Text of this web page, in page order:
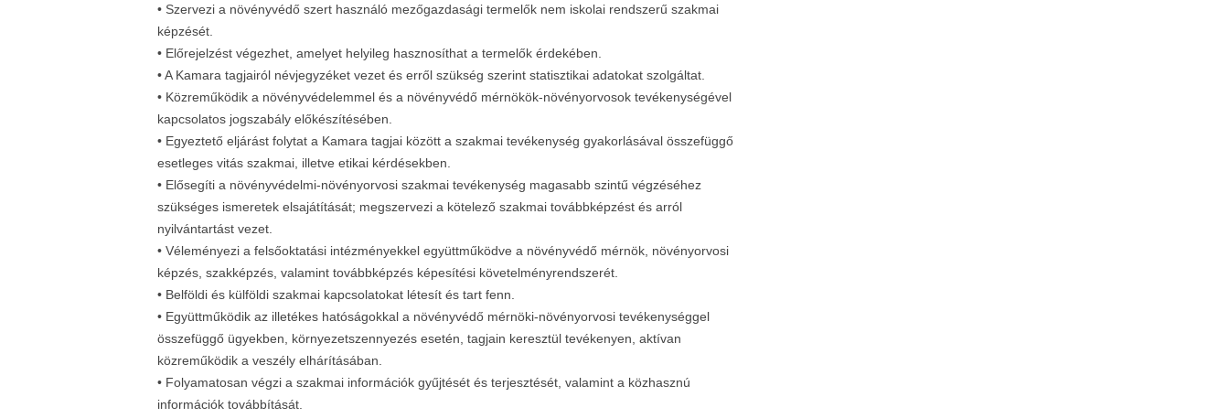
• Szervezi a növényvédő szert használó mezőgazdasági termelők nem iskolai rendszerű szakmai
képzését.
• Előrejelzést végezhet, amelyet helyileg hasznosíthat a termelők érdekében.
• A Kamara tagjairól névjegyzéket vezet és erről szükség szerint statisztikai adatokat szolgáltat.
• Közreműködik a növényvédelemmel és a növényvédő mérnökök-növényorvosok tevékenységével
kapcsolatos jogszabály előkészítésében.
• Egyeztető eljárást folytat a Kamara tagjai között a szakmai tevékenység gyakorlásával összefüggő
esetleges vitás szakmai, illetve etikai kérdésekben.
• Elősegíti a növényvédelmi-növényorvosi szakmai tevékenység magasabb szintű végzéséhez
szükséges ismeretek elsajátítását; megszervezi a kötelező szakmai továbbképzést és arról
nyilvántartást vezet.
• Véleményezi a felsőoktatási intézményekkel együttműködve a növényvédő mérnök, növényorvosi
képzés, szakképzés, valamint továbbképzés képesítési követelményrendszerét.
• Belföldi és külföldi szakmai kapcsolatokat létesít és tart fenn.
• Együttműködik az illetékes hatóságokkal a növényvédő mérnöki-növényorvosi tevékenységgel
összefüggő ügyekben, környezetszennyezés esetén, tagjain keresztül tevékenyen, aktívan
közreműködik a veszély elhárításában.
• Folyamatosan végzi a szakmai információk gyűjtését és terjesztését, valamint a közhasznú
információk továbbítását.